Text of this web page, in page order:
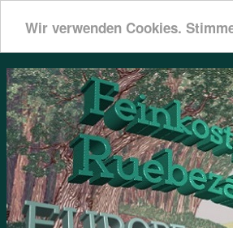
Wir verwenden Cookies.